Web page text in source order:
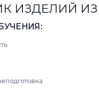
ИЗДЕЛИЙ